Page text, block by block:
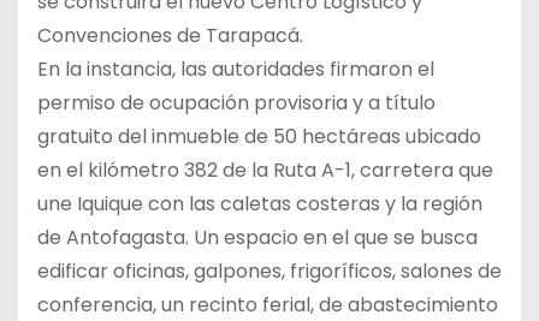
Convenciones de Tarapacá.
En la instancia, las autoridades firmaron el
permiso de ocupación provisoria y a título
gratuito del inmueble de 50 hectáreas ubicado
en el kilómetro 382 de la Ruta A-1, carretera que
une Iquique con las caletas costeras y la región
de Antofagasta. Un espacio en el que se busca
edificar oficinas, galpones, frigoríficos, salones de
conferencia, un recinto ferial, de abastecimiento